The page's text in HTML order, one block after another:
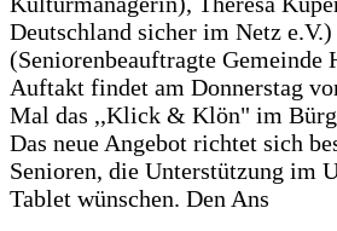
Deutschland sicher im Netz
(Seniorenbeauftragte Gemeinde
Auftakt findet am Donnerstag
Mal das ,,Klick & Klön" im
Das neue Angebot richtet sich
Senioren, die Unterstützung im
Tablet wünschen. Den Ans